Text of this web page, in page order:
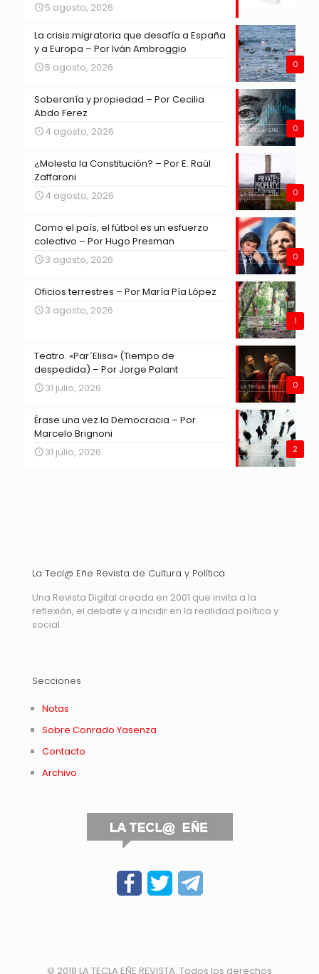
5 agosto, 2026
0
La crisis migratoria que desafía a España
y a Europa – Por Iván Ambroggio
5 agosto, 2026
0
Soberanía y propiedad – Por Cecilia
Abdo Ferez
4 agosto, 2026
0
¿Molesta la Constitución? – Por E. Raúl
Zaffaroni
4 agosto, 2026
0
Como el país, el fútbol es un esfuerzo
colectivo – Por Hugo Presman
3 agosto, 2026
1
Oficios terrestres – Por María Pía López
3 agosto, 2026
0
Teatro. «Par´Elisa» (Tiempo de
despedida) – Por Jorge Palant
31 julio, 2026
2
Érase una vez la Democracia – Por
Marcelo Brignoni
31 julio, 2026
La Tecl@ Eñe Revista de Cultura y Política
Una Revista Digital creada en 2001 que invita a la
reflexión, el debate y a incidir en la realidad política y
social.
Secciones
Notas
Sobre Conrado Yasenza
Contacto
Archivo
© 2018 LA TECLA EÑE REVISTA. Todos los derechos